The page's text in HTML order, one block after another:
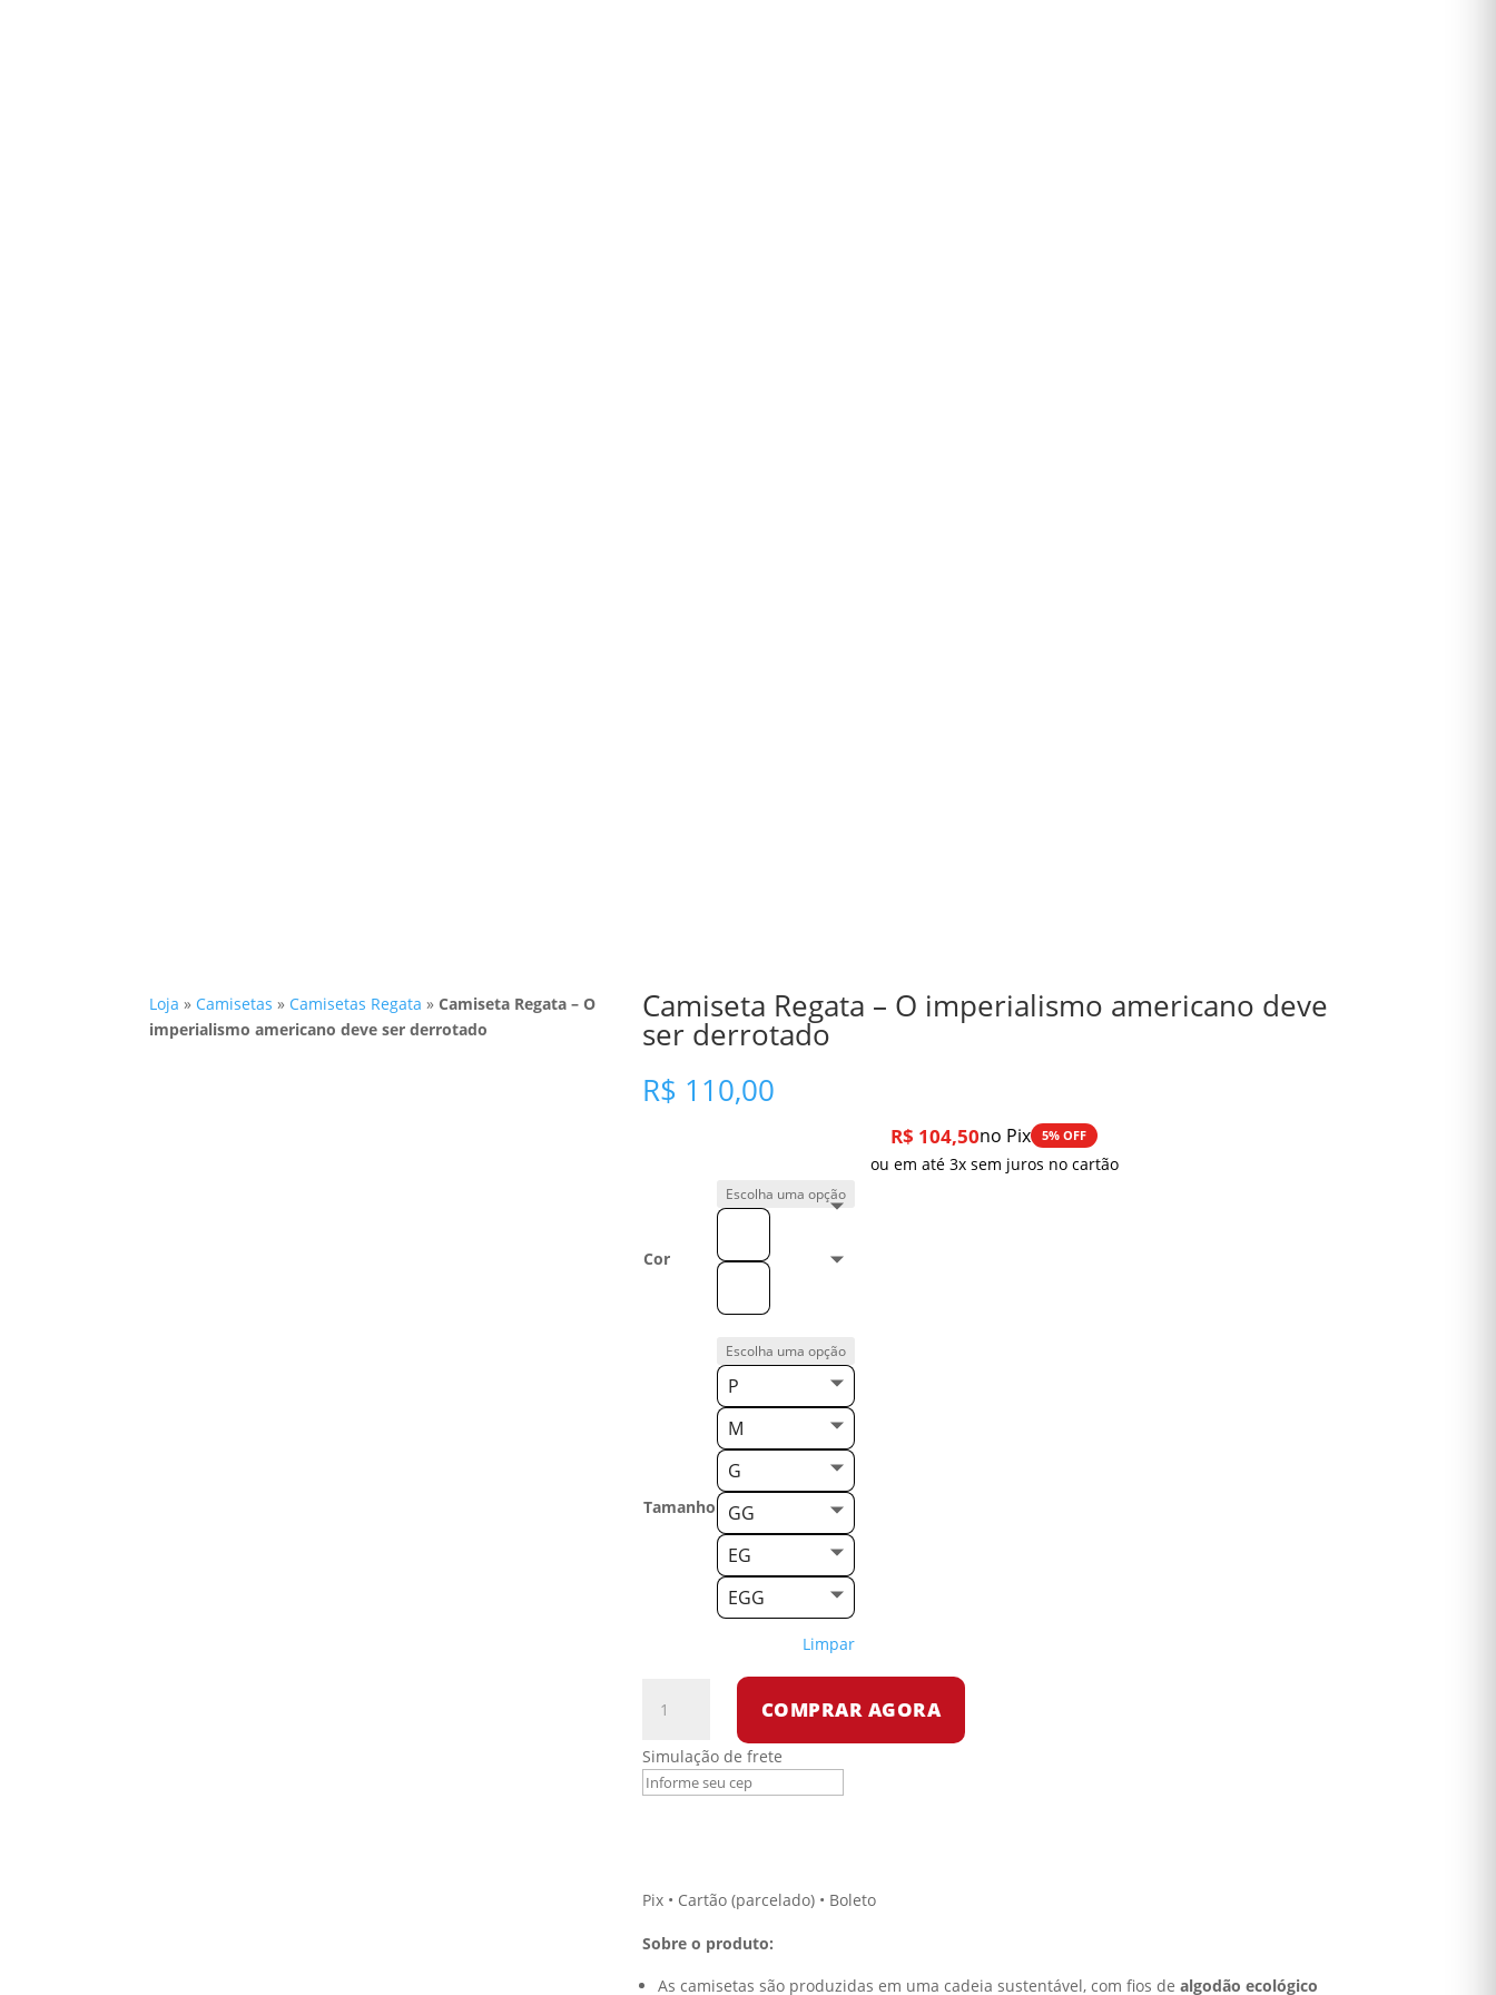
Loja » Camisetas » Camisetas Regata »Camiseta Regata – O
imperialismo americano deve ser derrotado
Camiseta Regata – O imperialismo americano deve
ser derrotado
R$ 110,00
R$ 104,50no Pix 5% OFF
ou em até 3x sem juros no cartão
Cor
Tamanho
P
M
G
GG
EG
EGG
Limpar
Regata
O
imperialismo
derrotado
COMPRAR AGORA
Simulação de frete
Pix • Cartão (parcelado) • Boleto
Sobre o produto:
As camisetas são produzidas em uma cadeia sustentável, com fios dealgodão ecológico